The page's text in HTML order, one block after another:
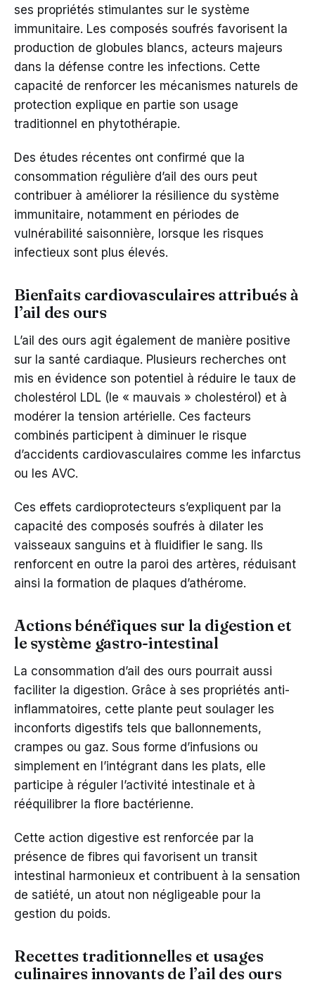
ses propriétés stimulantes sur le système
immunitaire. Les composés soufrés favorisent la
production de globules blancs, acteurs majeurs
dans la défense contre les infections. Cette
capacité de renforcer les mécanismes naturels de
protection explique en partie son usage
traditionnel en phytothérapie.
Des études récentes ont confirmé que la
consommation régulière d’ail des ours peut
contribuer à améliorer la résilience du système
immunitaire, notamment en périodes de
vulnérabilité saisonnière, lorsque les risques
infectieux sont plus élevés.
Bienfaits cardiovasculaires attribués à
l’ail des ours
L’ail des ours agit également de manière positive
sur la santé cardiaque. Plusieurs recherches ont
mis en évidence son potentiel à réduire le taux de
cholestérol LDL (le « mauvais » cholestérol) et à
modérer la tension artérielle. Ces facteurs
combinés participent à diminuer le risque
d’accidents cardiovasculaires comme les infarctus
ou les AVC.
Ces effets cardioprotecteurs s’expliquent par la
capacité des composés soufrés à dilater les
vaisseaux sanguins et à fluidifier le sang. Ils
renforcent en outre la paroi des artères, réduisant
ainsi la formation de plaques d’athérome.
Actions bénéfiques sur la digestion et
le système gastro-intestinal
La consommation d’ail des ours pourrait aussi
faciliter la digestion. Grâce à ses propriétés anti-
inflammatoires, cette plante peut soulager les
inconforts digestifs tels que ballonnements,
crampes ou gaz. Sous forme d’infusions ou
simplement en l’intégrant dans les plats, elle
participe à réguler l’activité intestinale et à
rééquilibrer la flore bactérienne.
Cette action digestive est renforcée par la
présence de fibres qui favorisent un transit
intestinal harmonieux et contribuent à la sensation
de satiété, un atout non négligeable pour la
gestion du poids.
Recettes traditionnelles et usages
culinaires innovants de l’ail des ours